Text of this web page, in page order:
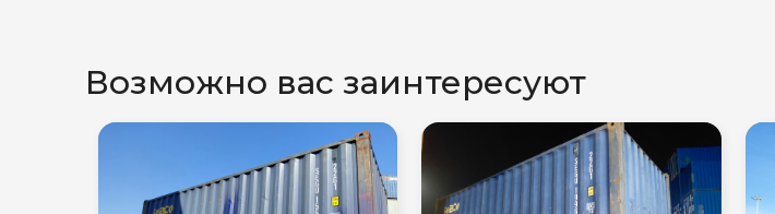
Возможно вас заинтересуют